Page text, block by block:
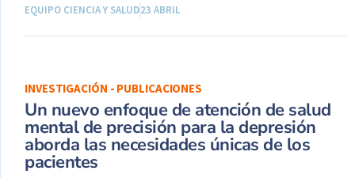
EQUIPO CIENCIA Y SALUD23 ABRIL
INVESTIGACIÓN - PUBLICACIONES
Un nuevo enfoque de atención de salud
mental de precisión para la depresión
aborda las necesidades únicas de los
pacientes